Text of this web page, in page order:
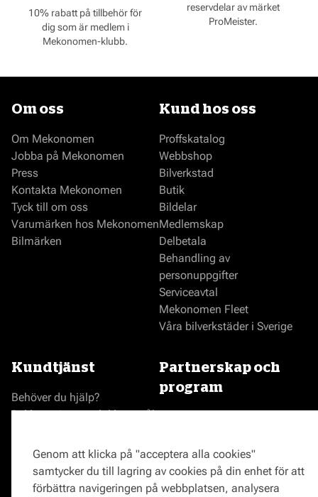
10% rabatt på tillbehör för
dig som är medlem i
Mekonomen-klubb.
reservdelar av märket
ProMeister.
Om oss
Om Mekonomen
Jobba på Mekonomen
Press
Kontakta Mekonomen
Tyck till om oss
Varumärken hos Mekonomen
Bilmärken
Kund hos oss
Proffskatalog
Webbshop
Bilverkstad
Butik
Bildelar
Medlemskap
Delbetala
Behandling av
personuppgifter
Serviceavtal
Mekonomen Fleet
Våra bilverkstäder i Sverige
Kundtjänst
Behöver du hjälp?
Reklamationer och klagomål
Frågor om verkstäder?
Partnerskap och
program
Prisgaranti
Vägassistans
ProMeister
Genom att klicka på "acceptera alla cookies"
samtycker du till lagring av cookies på din enhet för att
förbättra navigeringen på webbplatsen, analysera